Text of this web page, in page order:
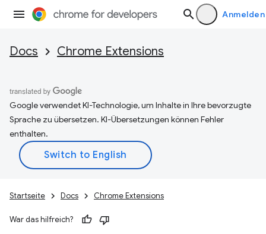
Anmelden
Docs Chrome Extensions
Google verwendet KI-Technologie, um Inhalte in Ihre bevorzugte
Sprache zu übersetzen. KI-Übersetzungen können Fehler
enthalten.
Startseite Docs Chrome Extensions
War das hilfreich?